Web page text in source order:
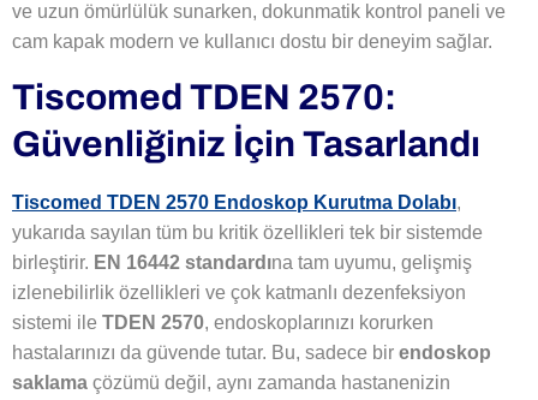
ve uzun ömürlülük sunarken, dokunmatik kontrol paneli ve
cam kapak modern ve kullanıcı dostu bir deneyim sağlar.
Tiscomed TDEN 2570:
Güvenliğiniz İçin Tasarlandı
Tiscomed TDEN 2570 Endoskop Kurutma Dolabı,
yukarıda sayılan tüm bu kritik özellikleri tek bir sistemde
birleştirir. EN 16442 standardına tam uyumu, gelişmiş
izlenebilirlik özellikleri ve çok katmanlı dezenfeksiyon
sistemi ile TDEN 2570, endoskoplarınızı korurken
hastalarınızı da güvende tutar. Bu, sadece bir endoskop
saklama çözümü değil, aynı zamanda hastanenizin